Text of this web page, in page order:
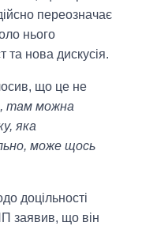
переозначає
нього
та нова дискусія.
що це не
там можна
яка
може щось
доцільності
заявив, що він